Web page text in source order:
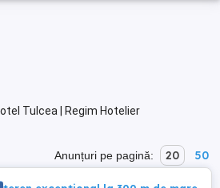
Tulcea | Regim Hotelier
Anunțuri pe pagină: 20 50